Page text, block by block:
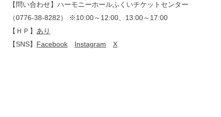
【問い合わせ】ハーモニーホールふくいチケットセンター
（0776-38-8282） ※10:00～12:00、13:00～17:00
【ＨＰ】 あり
【SNS】 Facebook Instagram X